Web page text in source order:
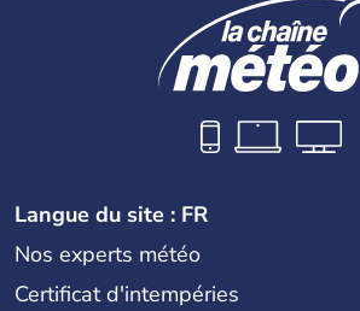
Langue du site : FR
Nos experts météo
Certificat d'intempéries